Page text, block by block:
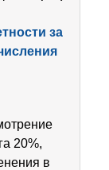
за
20%,
в